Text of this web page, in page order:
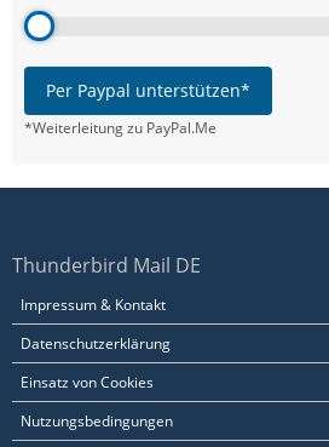
Per Paypal unterstützen*
*Weiterleitung zu PayPal.Me
Thunderbird Mail DE
Impressum & Kontakt
Datenschutzerklärung
Einsatz von Cookies
Nutzungsbedingungen